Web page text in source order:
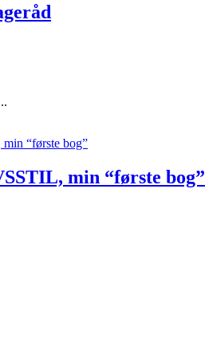
min “første bog”